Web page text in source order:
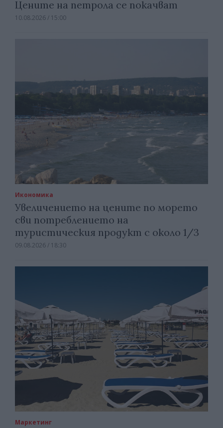
Цените на петрола се покачват
10.08.2026 / 15:00
Икономика
Увеличението на цените по морето
сви потреблението на
туристическия продукт с около 1/3
09.08.2026 / 18:30
Маркетинг